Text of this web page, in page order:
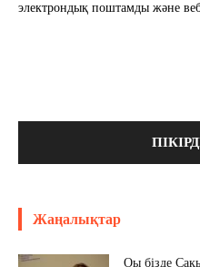
электрондық поштамды және
Жаңалықтар
Оы бізде